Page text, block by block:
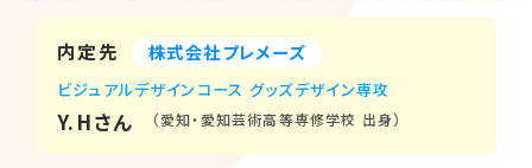
内定先 株式会社プレメーズ
ビジュアルデザインコース グッズデザイン専攻
Y.Hさん （愛知・愛知芸術高等専修学校 出身）